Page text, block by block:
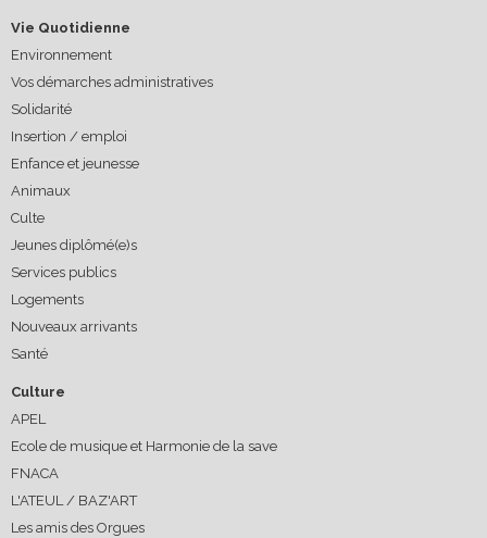
Vie Quotidienne
Environnement
Vos démarches administratives
Solidarité
Insertion / emploi
Enfance et jeunesse
Animaux
Culte
Jeunes diplômé(e)s
Services publics
Logements
Nouveaux arrivants
Santé
Culture
APEL
Ecole de musique et Harmonie de la save
FNACA
L'ATEUL / BAZ'ART
Les amis des Orgues